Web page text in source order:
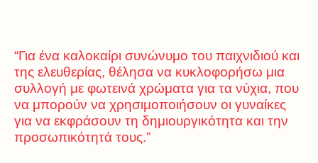
“Για ένα καλοκαίρι συνώνυμο του παιχνιδιού και
της ελευθερίας, θέλησα να κυκλοφορήσω μια
συλλογή με φωτεινά χρώματα για τα νύχια, που
να μπορούν να χρησιμοποιήσουν οι γυναίκες
για να εκφράσουν τη δημιουργικότητα και την
προσωπικότητά τους.”